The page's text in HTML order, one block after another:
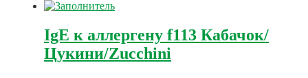
IgE к аллергену f113 Кабачок/
Цукини/Zucchini